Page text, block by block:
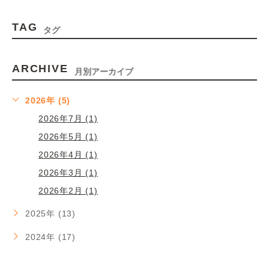
TAG タグ
ARCHIVE 月別アーカイブ
2026年 (5)
2026年7月 (1)
2026年5月 (1)
2026年4月 (1)
2026年3月 (1)
2026年2月 (1)
2025年 (13)
2024年 (17)